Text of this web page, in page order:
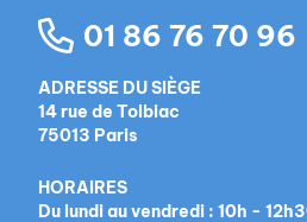
01 86 76 70 96
ADRESSE DU SIÈGE
14 rue de Tolbiac
75013 Paris
HORAIRES
Du lundi au vendredi : 10h -